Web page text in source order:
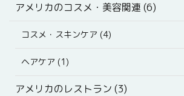
アメリカのコスメ・美容関連 (6)
コスメ・スキンケア (4)
ヘアケア (1)
アメリカのレストラン (3)